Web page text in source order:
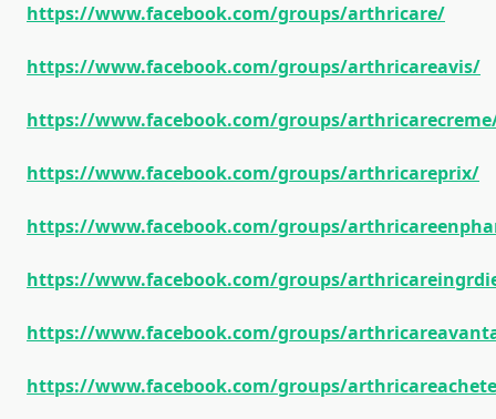
https://www.facebook.com/groups/arthricare/
https://www.facebook.com/groups/arthricareavis/
https://www.facebook.com/groups/
https://www.facebook.com/groups/arthricareprix/
https://www.facebook.com/groups/
https://www.facebook.com/groups/
https://www.facebook.com/groups/
https://www.facebook.com/groups/